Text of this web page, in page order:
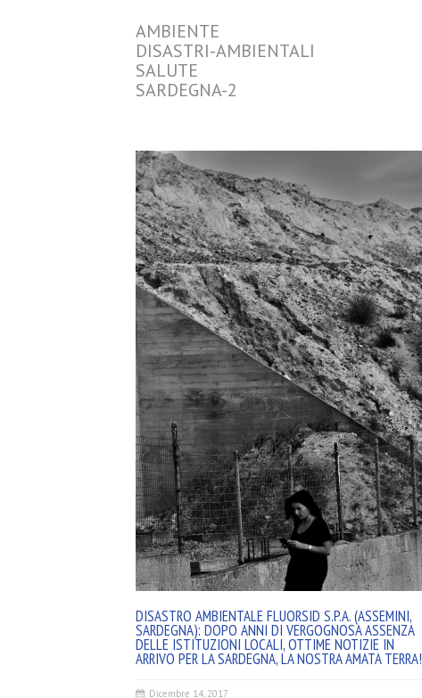
AMBIENTE
DISASTRI-AMBIENTALI
SALUTE
SARDEGNA-2
DISASTRO AMBIENTALE FLUORSID S.P.A. (ASSEMINI,
SARDEGNA): DOPO ANNI DI VERGOGNOSA ASSENZA
DELLE ISTITUZIONI LOCALI, OTTIME NOTIZIE IN
ARRIVO PER LA SARDEGNA, LA NOSTRA AMATA TERRA!
Dicembre 14, 2017